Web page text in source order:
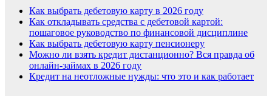
Как выбрать дебетовую карту в 2026 году
Как откладывать средства с дебетовой картой:
пошаговое руководство по финансовой дисциплине
Как выбрать дебетовую карту пенсионеру
Можно ли взять кредит дистанционно? Вся правда об
онлайн-займах в 2026 году
Кредит на неотложные нужды: что это и как работает